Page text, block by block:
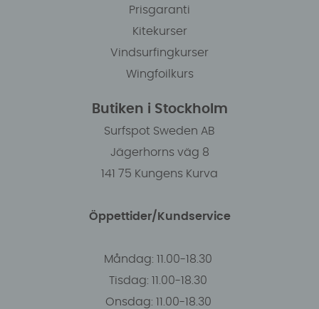
Prisgaranti
Kitekurser
Vindsurfingkurser
Wingfoilkurs
Butiken i Stockholm
Surfspot Sweden AB
Jägerhorns väg 8
141 75 Kungens Kurva
Öppettider/Kundservice
Måndag: 11.00-18.30
Tisdag: 11.00-18.30
Onsdag: 11.00-18.30